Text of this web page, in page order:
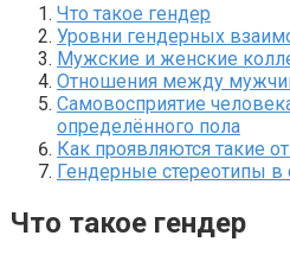
Что такое гендер
Уровни гендерных
Мужские и женские
Отношения между
Самовосприятие
определённого пола
Как проявляются такие
Гендерные стереотипы
Что такое гендер